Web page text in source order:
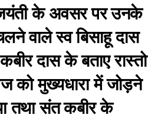
के अवसर पर उनके
वाले स्व बिसाहू दास
दास के बताए रास्तो
को मुख्यधारा में जोड़ने
तथा संत कबीर के